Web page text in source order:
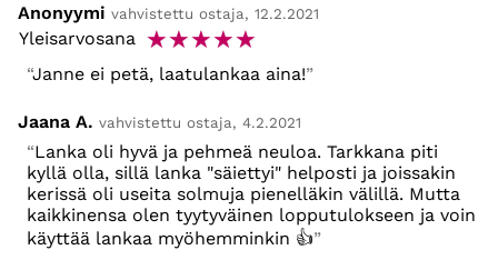
Anonyymi vahvistettu ostaja, 12.2.2021
Yleisarvosana ☆☆☆☆☆
Janne ei petä, laatulankaa aina!
Jaana A. vahvistettu ostaja, 4.2.2021
Lanka oli hyvä ja pehmeä neuloa. Tarkkana piti
kyllä olla, sillä lanka "säiettyi" helposti ja joissakin
kerissä oli useita solmuja pienelläkin välillä. Mutta
kaikkinensa olen tyytyväinen lopputulokseen ja voin
käyttää lankaa myöhemminkin 👍